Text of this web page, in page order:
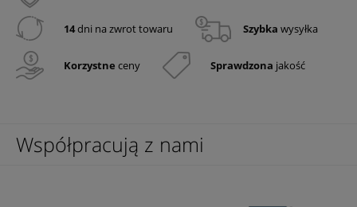
14dni na zwrot towaru Szybka wysyłka
Korzystne ceny Sprawdzona jakość
Współpracują z nami